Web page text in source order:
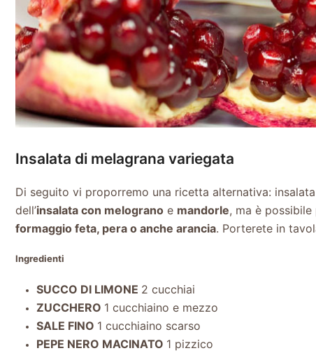
Insalata di melagrana variegata
Di seguito vi proporremo una ricetta alternativa:
dell’insalata con melograno e mandorle, ma è
formaggio feta, pera o anche arancia. Porterete in
Ingredienti
SUCCO DI LIMONE 2 cucchiai
ZUCCHERO 1 cucchiaino e mezzo
SALE FINO 1 cucchiaino scarso
PEPE NERO MACINATO 1 pizzico